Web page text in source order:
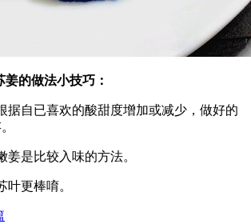
的做法小技巧：
自已喜欢的酸甜度增加或减少，做好的
是比较入味的方法。
更棒唷。